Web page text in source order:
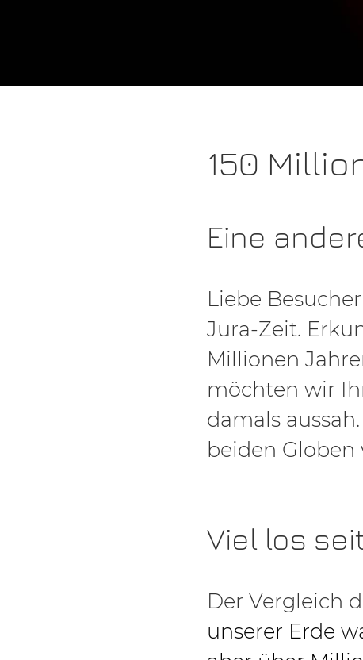
150
Eine
Liebe
Jura-Zeit.
Millionen
möchten wir
damals
beiden Globen
Viel los
Der Vergleich
unserer Erde